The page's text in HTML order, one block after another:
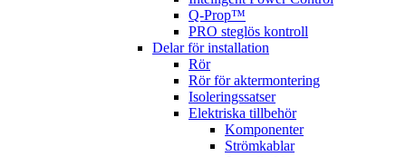
Q-Prop™
PRO steglös kontroll
Delar för installation
Rör
Rör för aktermontering
Isoleringssatser
Elektriska tillbehör
Komponenter
Strömkablar